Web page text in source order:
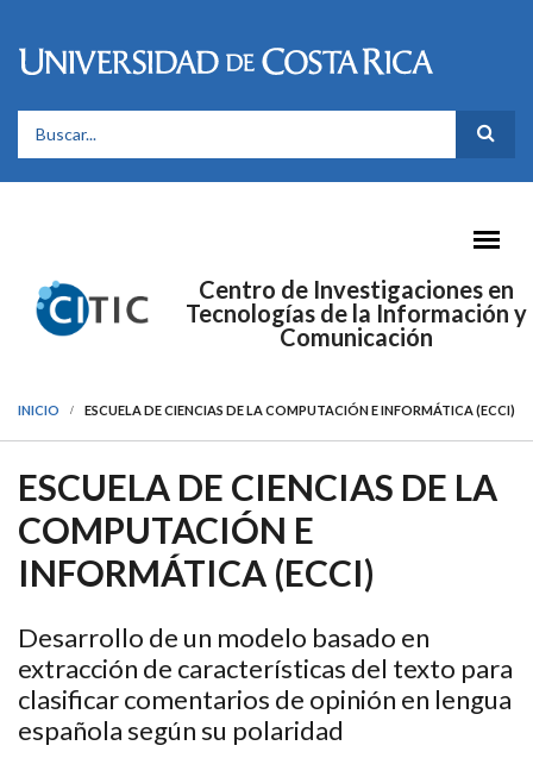
FORMULARIO DE BÚSQUEDA
Centro de Investigaciones en
Tecnologías de la Información y
Comunicación
INICIO ESCUELA DE CIENCIAS DE LA COMPUTACIÓN E INFORMÁTICA (ECCI)
ESCUELA DE CIENCIAS DE LA
COMPUTACIÓN E
INFORMÁTICA (ECCI)
Desarrollo de un modelo basado en
extracción de características del texto para
clasificar comentarios de opinión en lengua
española según su polaridad